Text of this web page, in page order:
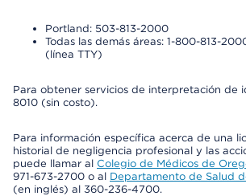
Portland: 503-813-2000
Todas las demás áreas: 1-800-813-
(línea TTY)
Para obtener servicios de interpretación de
8010 (sin costo).
Para información específica acerca de una
historial de negligencia profesional y las
puede llamar al Colegio de Médicos de
971-673-2700 o al Departamento de Salud
(en inglés) al 360-236-4700.